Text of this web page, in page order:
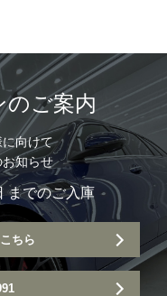
のご案内
向けて
知らせ
までのご入庫
ちら